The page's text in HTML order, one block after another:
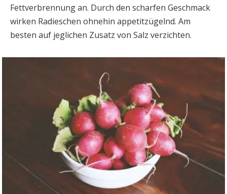
Fettverbrennung an. Durch den scharfen Geschmack
wirken Radieschen ohnehin appetitzügelnd. Am
besten auf jeglichen Zusatz von Salz verzichten.